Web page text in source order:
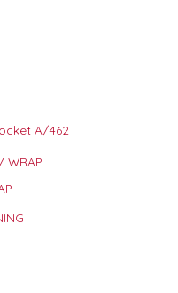
A/462
WRAP